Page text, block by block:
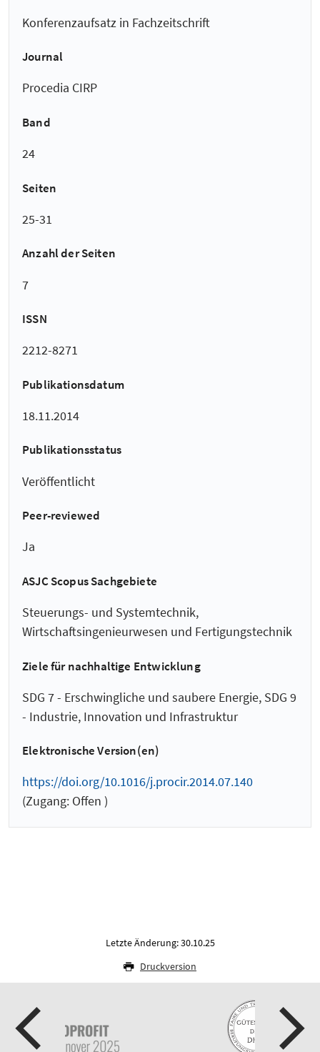
Konferenzaufsatz in Fachzeitschrift
Journal
Procedia CIRP
Band
24
Seiten
25-31
Anzahl der Seiten
7
ISSN
2212-8271
Publikationsdatum
18.11.2014
Publikationsstatus
Veröffentlicht
Peer-reviewed
Ja
ASJC Scopus Sachgebiete
Steuerungs- und Systemtechnik,
Wirtschaftsingenieurwesen und Fertigungstechnik
Ziele für nachhaltige Entwicklung
SDG 7 - Erschwingliche und saubere Energie, SDG 9
- Industrie, Innovation und Infrastruktur
Elektronische Version(en)
https://doi.org/10.1016/j.procir.2014.07.140
(Zugang: Offen )
Letzte Änderung: 30.10.25
Druckversion